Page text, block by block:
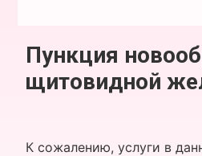
Пункция
щитовидной
К сожалению, услуги в